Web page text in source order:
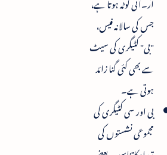
جس کی سالانہ فیس،
"بی" کٹیگری کی سیٹ
سے بھی کئی گنا زائد
ہوتی ہے۔
بی اور سی کٹیگری کی
مجموعی نشستوں کی